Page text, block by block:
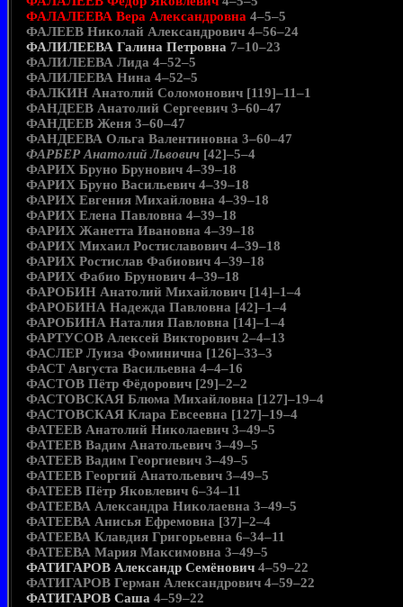
ФАЛАЛЕЕВА Вера Александровна 4–5–5
ФАЛЕЕВ Николай Александрович 4–56–24
ФАЛИЛЕЕВА Галина Петровна 7–10–23
ФАЛИЛЕЕВА Лида 4–52–5
ФАЛИЛЕЕВА Нина 4–52–5
ФАЛКИН Анатолий Соломонович [119]–11–1
ФАНДЕЕВ Анатолий Сергеевич 3–60–47
ФАНДЕЕВ Женя 3–60–47
ФАНДЕЕВА Ольга Валентиновна 3–60–47
ФАРБЕР Анатолий Львович [42]–5–4
ФАРИХ Бруно Брунович 4–39–18
ФАРИХ Бруно Васильевич 4–39–18
ФАРИХ Евгения Михайловна 4–39–18
ФАРИХ Елена Павловна 4–39–18
ФАРИХ Жанетта Ивановна 4–39–18
ФАРИХ Михаил Ростиславович 4–39–18
ФАРИХ Ростислав Фабиович 4–39–18
ФАРИХ Фабио Брунович 4–39–18
ФАРОБИН Анатолий Михайлович [14]–1–4
ФАРОБИНА Надежда Павловна [42]–1–4
ФАРОБИНА Наталия Павловна [14]–1–4
ФАРТУСОВ Алексей Викторович 2–4–13
ФАСЛЕР Луиза Фоминична [126]–33–3
ФАСТ Августа Васильевна 4–4–16
ФАСТОВ Пётр Фёдорович [29]–2–2
ФАСТОВСКАЯ Блюма Михайловна [127]–19–4
ФАСТОВСКАЯ Клара Евсеевна [127]–19–4
ФАТЕЕВ Анатолий Николаевич 3–49–5
ФАТЕЕВ Вадим Анатольевич 3–49–5
ФАТЕЕВ Вадим Георгиевич 3–49–5
ФАТЕЕВ Георгий Анатольевич 3–49–5
ФАТЕЕВ Пётр Яковлевич 6–34–11
ФАТЕЕВА Александра Николаевна 3–49–5
ФАТЕЕВА Анисья Ефремовна [37]–2–4
ФАТЕЕВА Клавдия Григорьевна 6–34–11
ФАТЕЕВА Мария Максимовна 3–49–5
ФАТИГАРОВ Александр Семёнович 4–59–22
ФАТИГАРОВ Герман Александрович 4–59–22
ФАТИГАРОВ Саша 4–59–22